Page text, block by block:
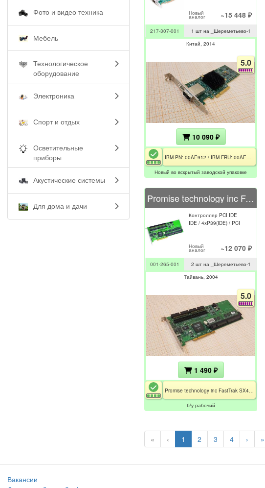
Фото и видео техника
Мебель
Технологическое
оборудование
Электроника
Спорт и отдых
Осветительные
приборы
Акустические системы
Для дома и дачи
Новый
аналог ~15 448 ₽
217-307-001
1 шт на _Шереметьево-1
Китай 2014
5.0
10 090 ₽
Новый во вскрытый заводской упаковке
Promise technology inc FastTrak SX4060
Контроллер PCI IDE
IDE / 4xP39(IDE) / PCI
Новый
аналог ~12 070 ₽
001-265-001
2 шт на _Шереметьево-1
Тайвань 2004
5.0
1 490 ₽
б/у рабочий
« ‹ 1 2 3 4 › »
Вакансии